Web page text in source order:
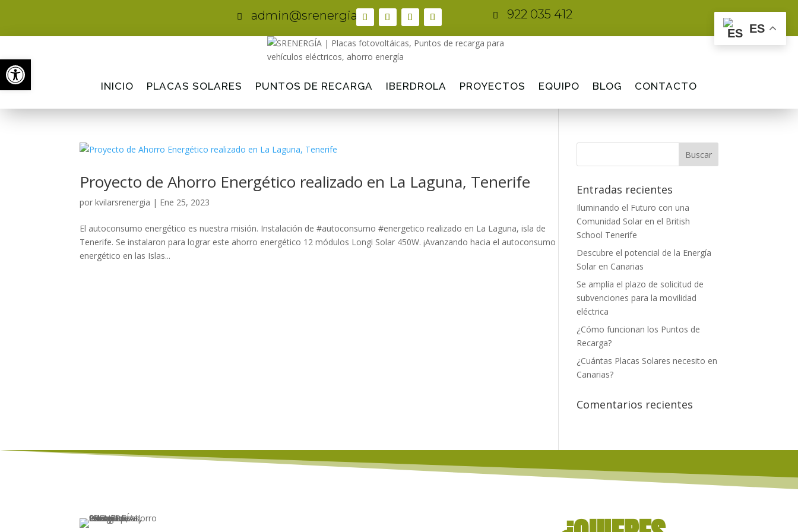
Abrir barra de herramientas
 admin@srenergia.es  922 035 412
INICIO PLACAS SOLARES PUNTOS DE RECARGA IBERDROLA PROYECTOS EQUIPO BLOG CONTACTO
Proyecto de Ahorro Energético realizado en La Laguna, Tenerife
porkvilarsrenergia | Ene 25, 2023
El autoconsumo energético es nuestra misión. Instalación de #autoconsumo #energetico realizado en La Laguna, isla de
Tenerife. Se instalaron para lograr este ahorro energético 12 módulos Longi Solar 450W. ¡Avanzando hacia el autoconsumo
energético en las Islas...
Entradas recientes
Iluminando el Futuro con una
Comunidad Solar en el British
School Tenerife
Descubre el potencial de la Energía
Solar en Canarias
Se amplía el plazo de solicitud de
subvenciones para la movilidad
eléctrica
¿Cómo funcionan los Puntos de
Recarga?
¿Cuántas Placas Solares necesito en
Canarias?
Comentarios recientes
ES